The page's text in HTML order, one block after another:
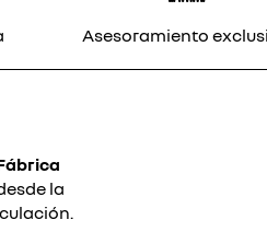
Asesoramiento
la